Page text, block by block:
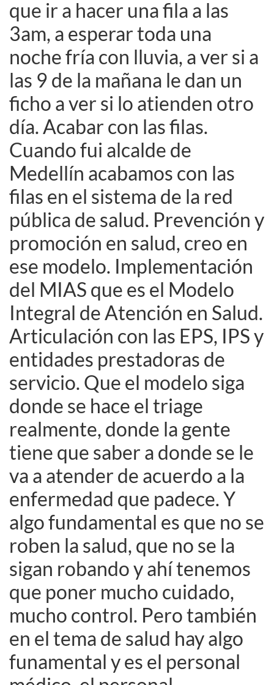
que ir a hacer una fila a las
3am, a esperar toda una
noche fría con lluvia, a ver si a
las 9 de la mañana le dan un
ficho a ver si lo atienden otro
día. Acabar con las filas.
Cuando fui alcalde de
Medellín acabamos con las
filas en el sistema de la red
pública de salud. Prevención y
promoción en salud, creo en
ese modelo. Implementación
del MIAS que es el Modelo
Integral de Atención en Salud.
Articulación con las EPS, IPS y
entidades prestadoras de
servicio. Que el modelo siga
donde se hace el triage
realmente, donde la gente
tiene que saber a donde se le
va a atender de acuerdo a la
enfermedad que padece. Y
algo fundamental es que no se
roben la salud, que no se la
sigan robando y ahí tenemos
que poner mucho cuidado,
mucho control. Pero también
en el tema de salud hay algo
funamental y es el personal